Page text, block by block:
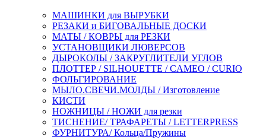
МАШИНКИ для ВЫРУБКИ
РЕЗАКИ и БИГОВАЛЬНЫЕ ДОСКИ
МАТЫ / КОВРЫ для РЕЗКИ
УСТАНОВЩИКИ ЛЮВЕРСОВ
ДЫРОКОЛЫ / ЗАКРУГЛИТЕЛИ УГЛОВ
ПЛОТТЕР / SILHOUETTE / CAMEO / CURIO
ФОЛЬГИРОВАНИЕ
МЫЛО.СВЕЧИ.МОЛДЫ / Изготовление
КИСТИ
НОЖНИЦЫ / НОЖИ для резки
ТИСНЕНИЕ/ ТРАФАРЕТЫ / LETTERPRESS
ФУРНИТУРА/ Кольца/Пружины